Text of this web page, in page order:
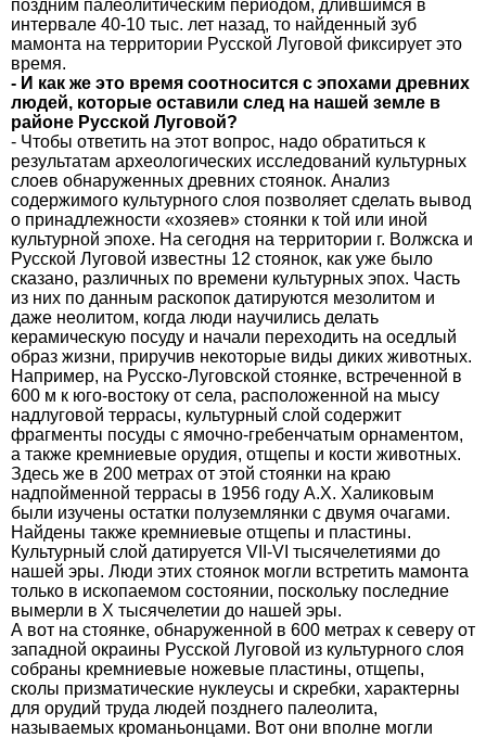
поздним палеолитическим периодом, длившимся в
интервале 40-10 тыс. лет назад, то найденный зуб
мамонта на территории Русской Луговой фиксирует это
время.
- И как же это время соотносится с эпохами древних
людей, которые оставили след на нашей земле в
районе Русской Луговой?
- Чтобы ответить на этот вопрос, надо обратиться к
результатам археологических исследований культурных
слоев обнаруженных древних стоянок. Анализ
содержимого культурного слоя позволяет сделать вывод
о принадлежности «хозяев» стоянки к той или иной
культурной эпохе. На сегодня на территории г. Волжска и
Русской Луговой известны 12 стоянок, как уже было
сказано, различных по времени культурных эпох. Часть
из них по данным раскопок датируются мезолитом и
даже неолитом, когда люди научились делать
керамическую посуду и начали переходить на оседлый
образ жизни, приручив некоторые виды диких животных.
Например, на Русско-Луговской стоянке, встреченной в
600 м к юго-востоку от села, расположенной на мысу
надлуговой террасы, культурный слой содержит
фрагменты посуды с ямочно-гребенчатым орнаментом,
а также кремниевые орудия, отщепы и кости животных.
Здесь же в 200 метрах от этой стоянки на краю
надпойменной террасы в 1956 году А.Х. Халиковым
были изучены остатки полуземлянки с двумя очагами.
Найдены также кремниевые отщепы и пластины.
Культурный слой датируется VII-VI тысячелетиями до
нашей эры. Люди этих стоянок могли встретить мамонта
только в ископаемом состоянии, поскольку последние
вымерли в X тысячелетии до нашей эры.
А вот на стоянке, обнаруженной в 600 метрах к северу от
западной окраины Русской Луговой из культурного слоя
собраны кремниевые ножевые пластины, отщепы,
сколы призматические нуклеусы и скребки, характерны
для орудий труда людей позднего палеолита,
называемых кроманьонцами. Вот они вполне могли